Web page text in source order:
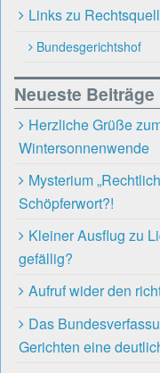
Links zu
Bundesgerichtshof
Neueste Beiträge
Herzliche Grüße
Wintersonnenwende
Mysterium
Schöpferwort?!
Kleiner Ausflug zu
gefällig?
Aufruf wider den
Das
Gerichten eine